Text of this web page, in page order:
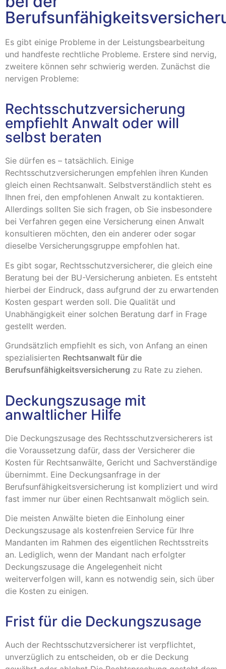
Es gibt einige Probleme in der Leistungsbearbeitung
und handfeste rechtliche Probleme. Erstere sind nervig,
zweitere können sehr schwierig werden. Zunächst die
nervigen Probleme:
Rechtsschutzversicherung
empfiehlt Anwalt oder will
selbst beraten
Sie dürfen es – tatsächlich. Einige
Rechtsschutzversicherungen empfehlen ihren Kunden
gleich einen Rechtsanwalt. Selbstverständlich steht es
Ihnen frei, den empfohlenen Anwalt zu kontaktieren.
Allerdings sollten Sie sich fragen, ob Sie insbesondere
bei Verfahren gegen eine Versicherung einen Anwalt
konsultieren möchten, den ein anderer oder sogar
dieselbe Versicherungsgruppe empfohlen hat.
Es gibt sogar, Rechtsschutzversicherer, die gleich eine
Beratung bei der BU-Versicherung anbieten. Es entsteht
hierbei der Eindruck, dass aufgrund der zu erwartenden
Kosten gespart werden soll. Die Qualität und
Unabhängigkeit einer solchen Beratung darf in Frage
gestellt werden.
Grundsätzlich empfiehlt es sich, von Anfang an einen
spezialisierten Rechtsanwalt für die
Berufsunfähigkeitsversicherung zu Rate zu ziehen.
Deckungszusage mit
anwaltlicher Hilfe
Die Deckungszusage des Rechtsschutzversicherers ist
die Voraussetzung dafür, dass der Versicherer die
Kosten für Rechtsanwälte, Gericht und Sachverständige
übernimmt. Eine Deckungsanfrage in der
Berufsunfähigkeitsversicherung ist kompliziert und wird
fast immer nur über einen Rechtsanwalt möglich sein.
Die meisten Anwälte bieten die Einholung einer
Deckungszusage als kostenfreien Service für Ihre
Mandanten im Rahmen des eigentlichen Rechtsstreits
an. Lediglich, wenn der Mandant nach erfolgter
Deckungszusage die Angelegenheit nicht
weiterverfolgen will, kann es notwendig sein, sich über
die Kosten zu einigen.
Frist für die Deckungszusage
Auch der Rechtsschutzversicherer ist verpflichtet,
unverzüglich zu entscheiden, ob er die Deckung